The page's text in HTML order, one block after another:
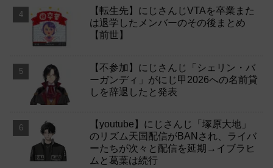
【転生先】にじさんじVTAを卒業また
は退学したメンバーのその後まとめ
【前世】
【不参加】にじさんじ「シェリン・バ
ーガンディ」がにじ甲2026への名前貸
しを辞退したと発表
【youtube】にじさんじ「塚原大地」
のリズム天国配信がBANされ、ライバ
ーたちが次々と配信を延期→イブラヒ
ムと葛葉は続行